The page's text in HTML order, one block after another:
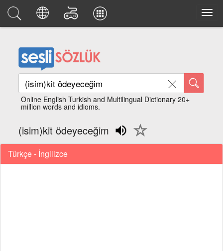
Online English Turkish and Multilingual Dictionary 20+
million words and idioms.
(isim)kit ödeyeceğim
Türkçe - İngilizce